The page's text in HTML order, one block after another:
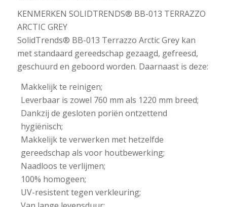
KENMERKEN SOLIDTRENDS® BB-013 TERRAZZO
ARCTIC GREY
SolidTrends® BB-013 Terrazzo Arctic Grey kan
met standaard gereedschap gezaagd, gefreesd,
geschuurd en geboord worden. Daarnaast is deze:
Makkelijk te reinigen;
Leverbaar is zowel 760 mm als 1220 mm breed;
Dankzij de gesloten poriën ontzettend
hygiënisch;
Makkelijk te verwerken met hetzelfde
gereedschap als voor houtbewerking;
Naadloos te verlijmen;
100% homogeen;
UV-resistent tegen verkleuring;